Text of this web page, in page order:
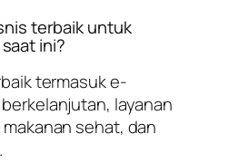
terbaik untuk
ini?
termasuk e-
layanan
sehat, dan